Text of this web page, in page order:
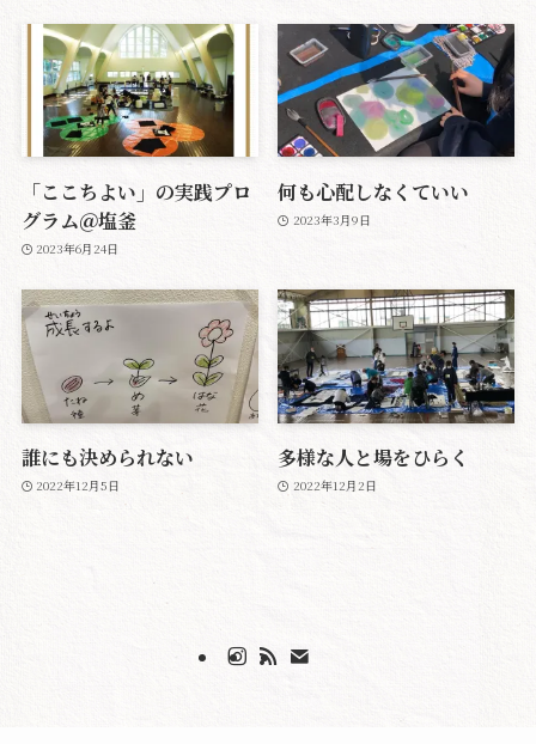
「ここちよい」の実践プロ
グラム＠塩釜
2023年6月24日
何も心配しなくていい
2023年3月9日
誰にも決められない
2022年12月5日
多様な人と場をひらく
2022年12月2日